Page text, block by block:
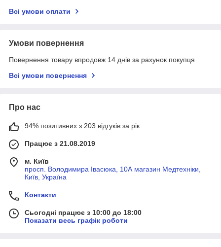
Всі умови оплати
Умови повернення
Повернення товару впродовж 14 днів за рахунок покупця
Всі умови повернення
Про нас
94% позитивних з 203 відгуків за рік
Працює з 21.08.2019
м. Київ
просп. Володимира Івасюка, 10А магазин Медтехніки,
Київ, Україна
Контакти
Сьогодні працює з 10:00 до 18:00
Показати весь графік роботи